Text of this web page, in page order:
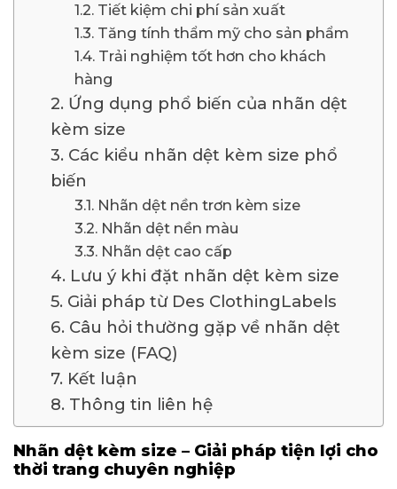
1.2. Tiết kiệm chi phí sản xuất
1.3. Tăng tính thẩm mỹ cho sản phẩm
1.4. Trải nghiệm tốt hơn cho khách
hàng
2. Ứng dụng phổ biến của nhãn dệt
kèm size
3. Các kiểu nhãn dệt kèm size phổ
biến
3.1. Nhãn dệt nền trơn kèm size
3.2. Nhãn dệt nền màu
3.3. Nhãn dệt cao cấp
4. Lưu ý khi đặt nhãn dệt kèm size
5. Giải pháp từ Des ClothingLabels
6. Câu hỏi thường gặp về nhãn dệt
kèm size (FAQ)
7. Kết luận
8. Thông tin liên hệ
Nhãn dệt kèm size – Giải pháp tiện lợi cho
thời trang chuyên nghiệp